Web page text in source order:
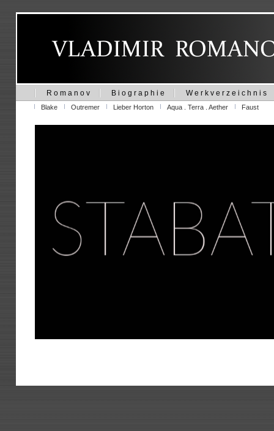
R o m a n o v B i o g r a p h i e W e r k v e r z e i c h n i s
Blake Outremer Lieber Horton Aqua . Terra . Aether Faust